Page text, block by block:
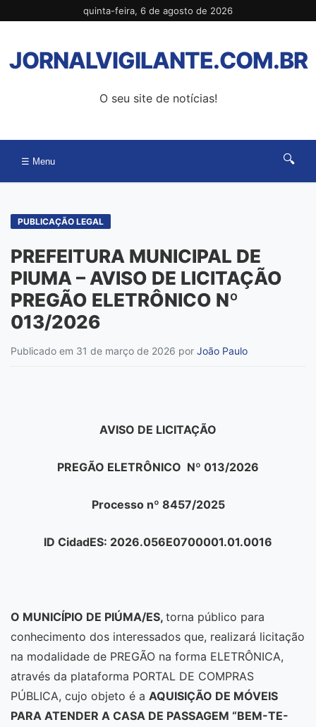
para
conteúdo
quinta-feira, 6 de agosto de 2026
JORNALVIGILANTE.COM.BR
O seu site de notícias!
☰ Menu 🔍
PUBLICAÇÃO LEGAL
PREFEITURA MUNICIPAL DE
PIUMA – AVISO DE LICITAÇÃO
PREGÃO ELETRÔNICO Nº
013/2026
Publicado em 31 de março de 2026 por João Paulo
AVISO DE LICITAÇÃO
PREGÃO ELETRÔNICO Nº 013/2026
Processo nº 8457/2025
ID CidadES: 2026.056E0700001.01.0016
O MUNICÍPIO DE PIÚMA/ES, torna público para
conhecimento dos interessados que, realizará licitação
na modalidade de PREGÃO na forma ELETRÔNICA,
através da plataforma PORTAL DE COMPRAS
PÚBLICA, cujo objeto é a AQUISIÇÃO DE MÓVEIS
PARA ATENDER A CASA DE PASSAGEM “BEM-TE-